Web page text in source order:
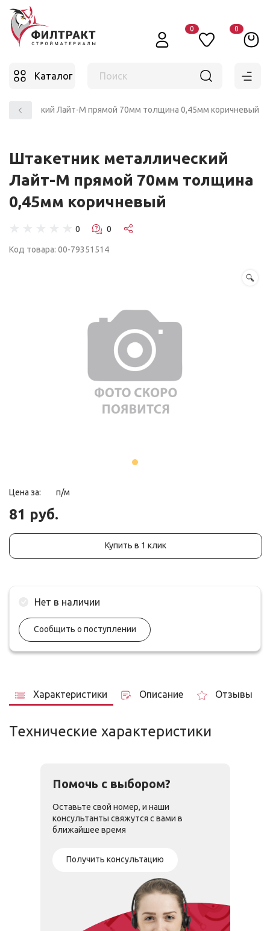
0 0
Каталог Поиск
Лайт-М прямой 70мм толщина 0,45мм коричневый
Штакетник металлический
Лайт-М прямой 70мм толщина
0,45мм коричневый
Код товара: 00-79351514
Цена за: п/м
81 руб.
Купить в 1 клик
Нет в наличии
Сообщить о поступлении
Характеристики Описание Отзывы
Технические характеристики
Помочь с выбором?
Оставьте свой номер, и наши
консультанты свяжутся с вами в
ближайшее время
Получить консультацию